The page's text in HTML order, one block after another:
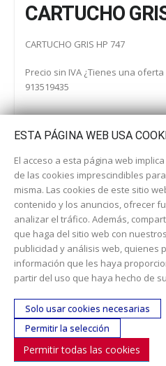
CARTUCHO
CARTUCHO GRIS HP 747
Precio sin IVA ¿Tienes una
913519435
Dirección:c/ Cercedilla nº 14,
Email:contacta aquí
Teléfono:913519435
SÍGUENOS
ESTA PÁGINA WEB USA
El acceso a esta página web
de las cookies imprescindibles
misma. Las cookies de este sitio
contenido y los anuncios, ofrecer
analizar el tráfico. Además,
que haga del sitio web con
publicidad y análisis web, quienes
información que les haya
partir del uso que haya hecho de
Solo usar cookies necesarias
Permitir la selección
Permitir todas las cookies